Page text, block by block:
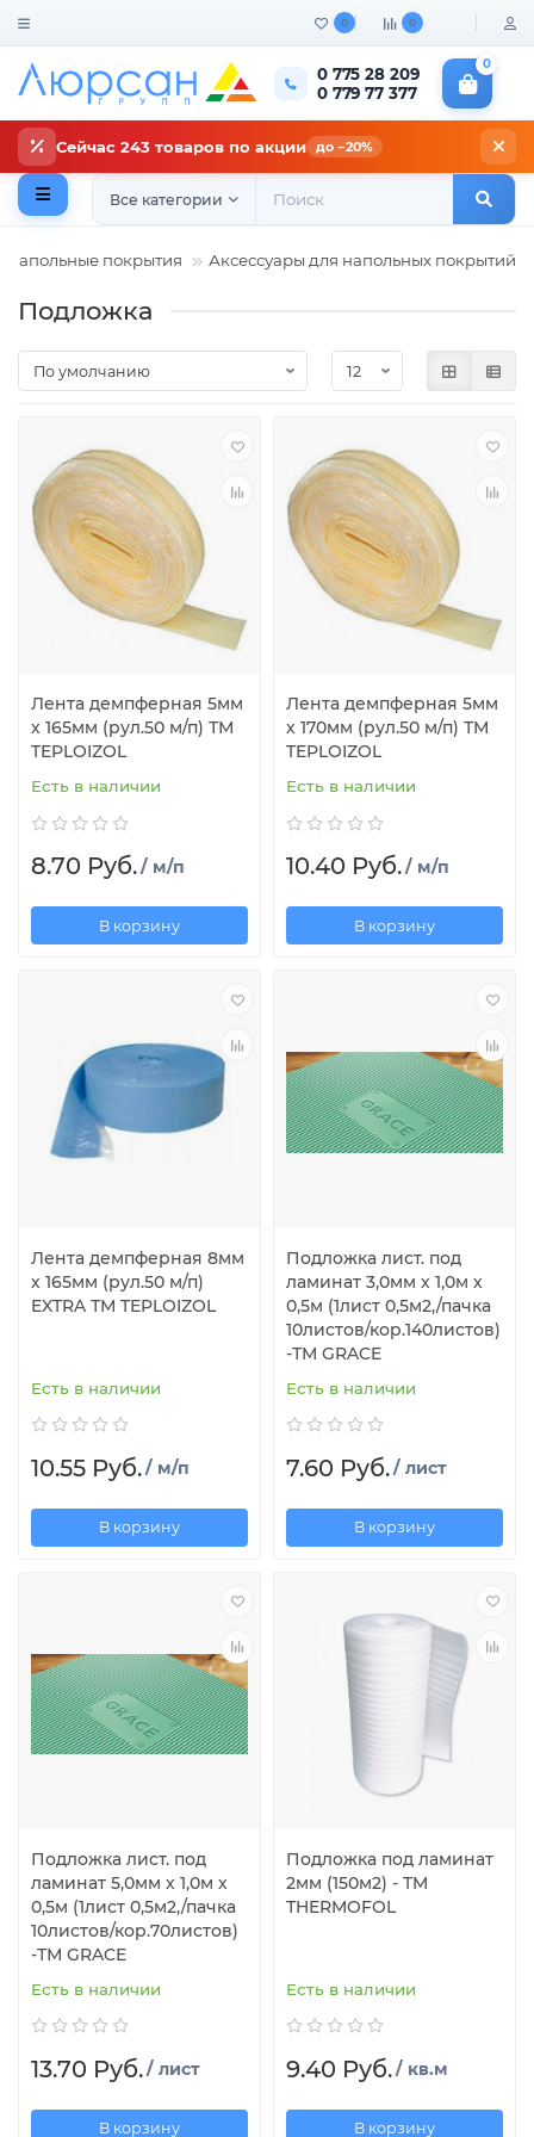
0 0
0 775 28 209
0 779 77 377
0
Сейчас 243 товаров по акции до −20%
Все категории
Напольные покрытия Аксессуары для напольных покрытий
Подложка
Лента демпферная 5мм
х 165мм (рул.50 м/п) ТМ
TEPLOIZOL
Есть в наличии
8.70 Руб./ м/п
В корзину
Лента демпферная 5мм
х 170мм (рул.50 м/п) ТМ
TEPLOIZOL
Есть в наличии
10.40 Руб./ м/п
В корзину
Лента демпферная 8мм
х 165мм (рул.50 м/п)
EXTRA ТМ TEPLOIZOL
Есть в наличии
10.55 Руб./ м/п
В корзину
Подложка лист. под
ламинат 3,0мм х 1,0м х
0,5м (1лист 0,5м2,/пачка
10листов/кор.140листов)
-ТМ GRACE
Есть в наличии
7.60 Руб./ лист
В корзину
Подложка лист. под
ламинат 5,0мм х 1,0м х
0,5м (1лист 0,5м2,/пачка
10листов/кор.70листов)
-ТМ GRACE
Есть в наличии
13.70 Руб./ лист
В корзину
Подложка под ламинат
2мм (150м2) - TM
ТHERMOFOL
Есть в наличии
9.40 Руб./ кв.м
В корзину